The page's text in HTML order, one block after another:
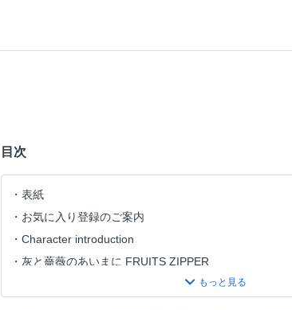
目次
表紙
お気に入り登録のご案内
Character introduction
灰と薔薇のあいまに FRUITS ZIPPER